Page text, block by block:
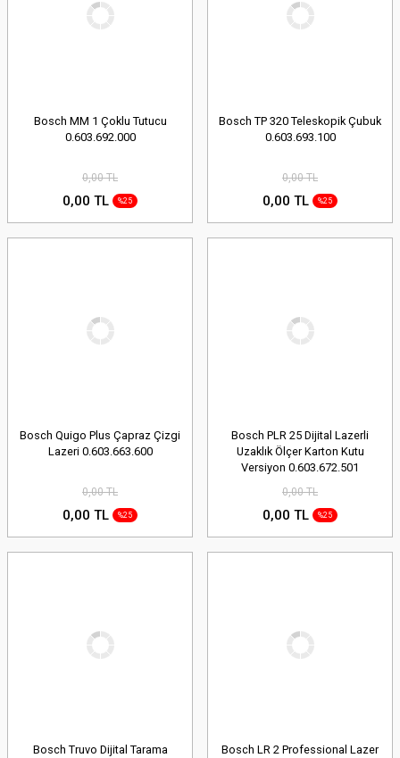
Bosch MM 1 Çoklu Tutucu
0.603.692.000
0,00 TL
0,00 TL %25
Bosch TP 320 Teleskopik Çubuk
0.603.693.100
0,00 TL
0,00 TL %25
Bosch Quigo Plus Çapraz Çizgi
Lazeri 0.603.663.600
0,00 TL
0,00 TL %25
Bosch PLR 25 Dijital Lazerli
Uzaklık Ölçer Karton Kutu
Versiyon 0.603.672.501
0,00 TL
0,00 TL %25
Bosch Truvo Dijital Tarama
Bosch LR 2 Professional Lazer